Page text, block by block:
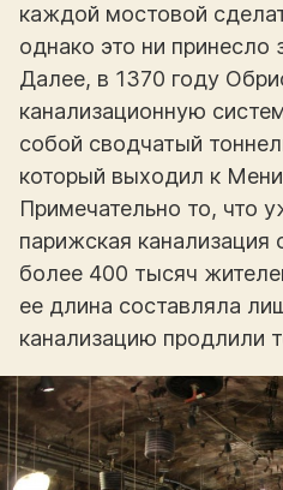
каждой мостовой
однако это ни принесло
Далее, в 1370 году
канализационную
собой сводчатый
который выходил к
Примечательно то, что
парижская
более 400 тысяч
ее длина составляла
канализацию продлили